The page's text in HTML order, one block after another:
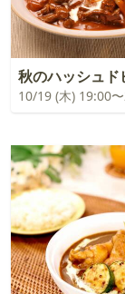
秋のハッシュド
10/19 (木) 19:00